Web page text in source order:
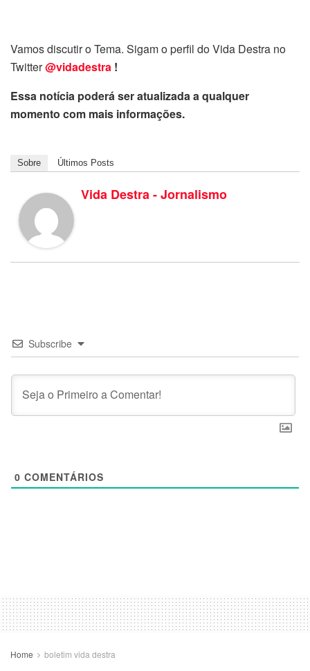
Vamos discutir o Tema. Sigam o perfil do Vida Destra no
Twitter@vidadestra !
Essa notícia poderá ser atualizada a qualquer
momento com mais informações.
Sobre Últimos Posts
Vida Destra - Jornalismo
Subscribe
0 COMENTÁRIOS
Home boletim vida destra